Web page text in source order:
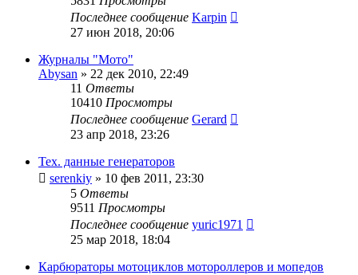
Последнее сообщение Karpin
27 июн 2018, 20:06
Журналы "Мото"
Abysan » 22 дек 2010, 22:49
11 Ответы
10410 Просмотры
Последнее сообщение Gerard
23 апр 2018, 23:26
Тех. данные генераторов
serenkiy » 10 фев 2011, 23:30
5 Ответы
9511 Просмотры
Последнее сообщение yuric1971
25 мар 2018, 18:04
Карбюраторы мотоциклов мотороллеров и мопедов